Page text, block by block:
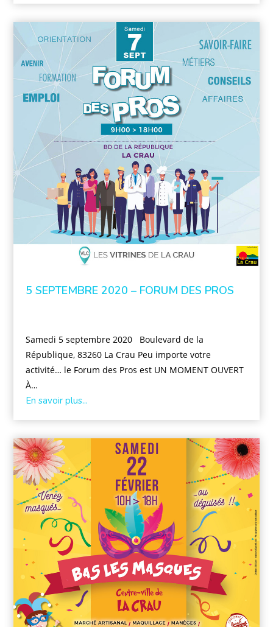
5 SEPTEMBRE 2020 – FORUM DES PROS
Samedi 5 septembre 2020 Boulevard de la
République, 83260 La Crau Peu importe votre
activité… le Forum des Pros est UN MOMENT OUVERT
À…
En savoir plus...